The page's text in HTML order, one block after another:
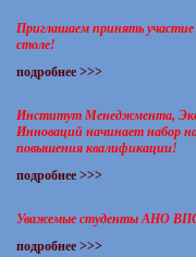
Приглашаем принять участие
столе!
подробнее >>>
Институт Менеджмента,
Инноваций начинает набор
повышения квалификации!
подробнее >>>
Уважемые студенты АНО
подробнее >>>